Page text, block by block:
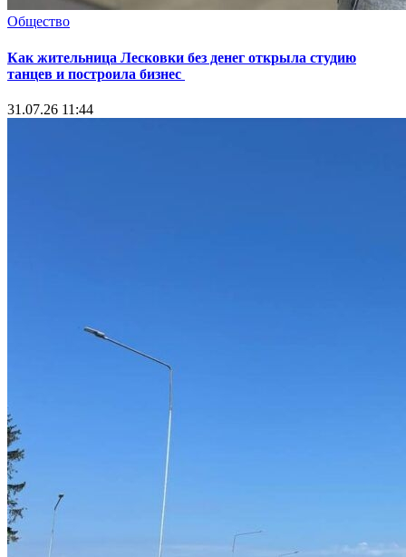
Общество
Как жительница Лесковки без денег открыла студию
танцев и построила бизнес
31.07.26 11:44